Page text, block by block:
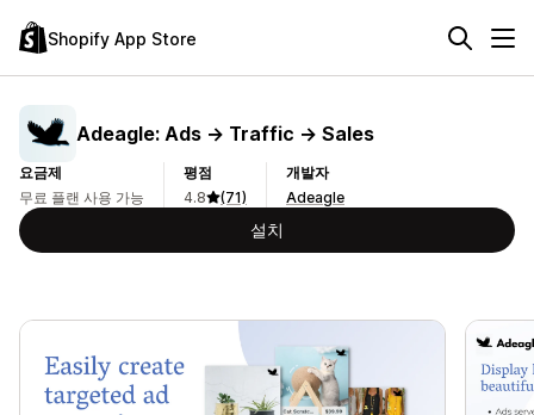
Shopify App Store
Adeagle: Ads → Traffic → Sales
요금제
무료 플랜 사용 가능
평점
4.8
(71)
개발자
Adeagle
설치